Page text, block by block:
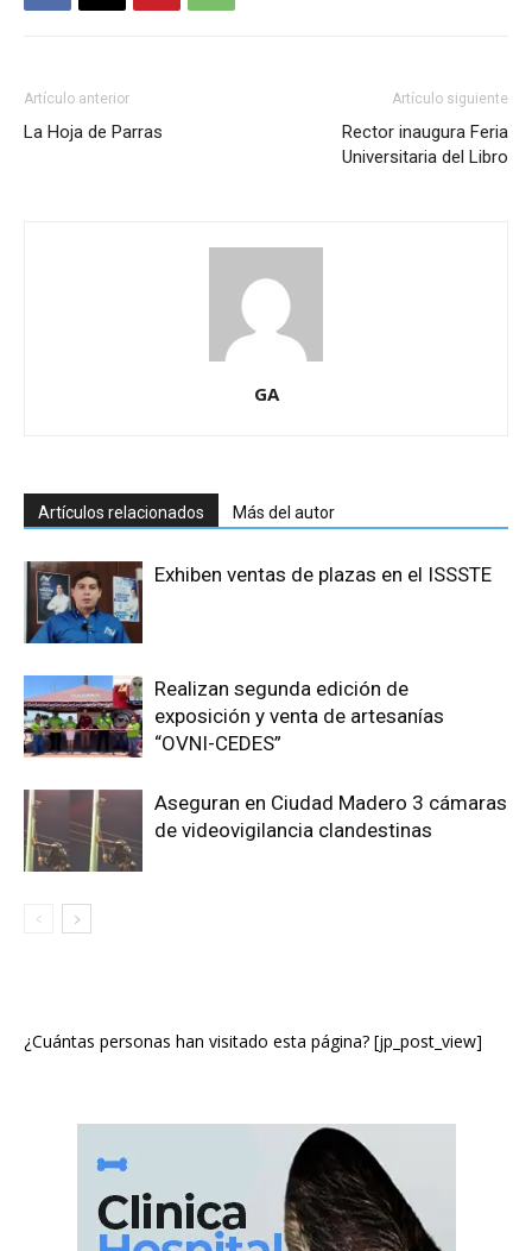
Artículo anterior
La Hoja de Parras
Artículo siguiente
Rector inaugura Feria
Universitaria del Libro
GA
Artículos relacionados Más del autor
Exhiben ventas de plazas en el ISSSTE
Realizan segunda edición de
exposición y venta de artesanías
“OVNI-CEDES”
Aseguran en Ciudad Madero 3 cámaras
de videovigilancia clandestinas
¿Cuántas personas han visitado esta página? [jp_post_view]